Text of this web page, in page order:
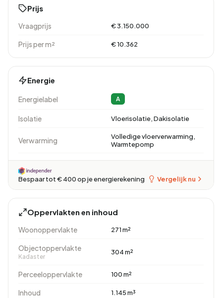
Prijs
Vraagprijs € 3.150.000
Prijs per m² € 10.362
Energie
Energielabel A
Isolatie Vloerisolatie, Dakisolatie
Verwarming
Volledige vloerverwarming,
Warmtepomp
Bespaar tot € 400 op je energierekening Vergelijk nu
Oppervlakten en inhoud
Woonoppervlakte 271 m²
Objectoppervlakte
Kadaster
304 m²
Perceeloppervlakte 100 m²
Inhoud 1.145 m³